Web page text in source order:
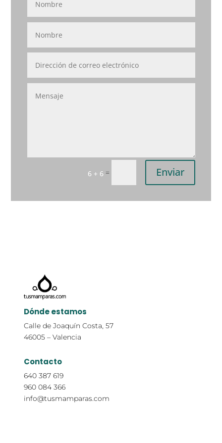
6 + 6 = Enviar
Dónde estamos
Calle de Joaquín Costa, 57
46005 – Valencia
Contacto
640 387 619
960 084 366
info@tusmamparas.com